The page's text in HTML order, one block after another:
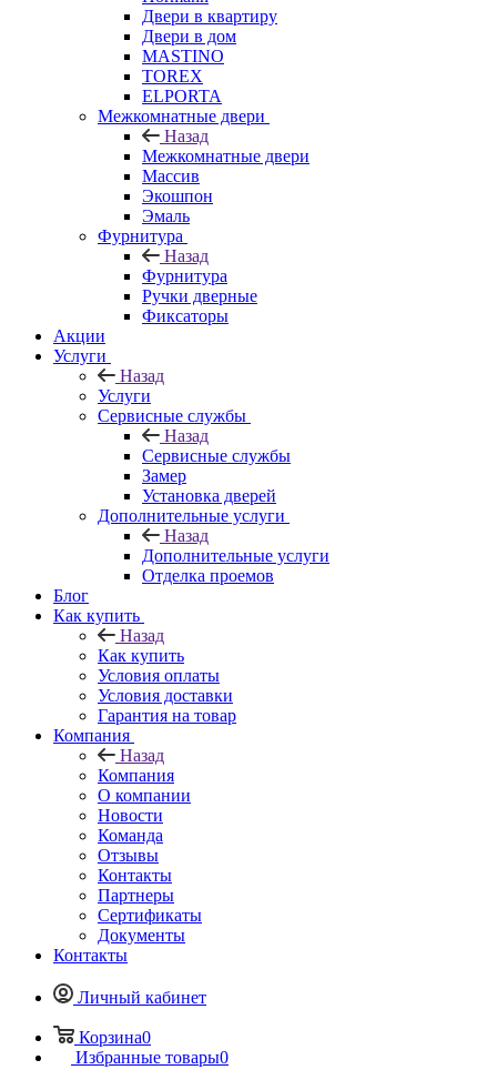
Двери в квартиру
Двери в дом
MASTINO
TOREX
ELPORTA
Межкомнатные двери
Назад
Межкомнатные двери
Массив
Экошпон
Эмаль
Фурнитура
Назад
Фурнитура
Ручки дверные
Фиксаторы
Акции
Услуги
Назад
Услуги
Сервисные службы
Назад
Сервисные службы
Замер
Установка дверей
Дополнительные услуги
Назад
Дополнительные услуги
Отделка проемов
Блог
Как купить
Назад
Как купить
Условия оплаты
Условия доставки
Гарантия на товар
Компания
Назад
Компания
О компании
Новости
Команда
Отзывы
Контакты
Партнеры
Сертификаты
Документы
Контакты
Личный кабинет
Корзина0
Избранные товары0